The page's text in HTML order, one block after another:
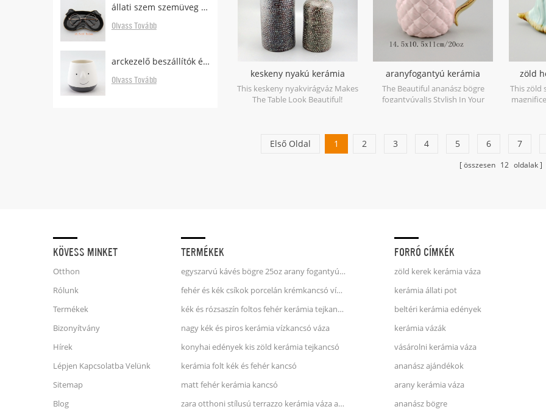
állati szem szemüveg tartó asztalhoz
Olvass Tovább
arckezelő beszállítók és gyártók
Olvass Tovább
keskeny nyakú kerámia
vintage váza
This keskeny nyakvirágváz Makes
The Table Look Beautiful!
aranyfogantyú kerámia
ananász bögre
The Beautiful ananász bögre
fogantyúvalIs Stylish In Your
zöld
This zöld
Első Oldal 1 2 3 4 5 6 7
összesen 12 oldalak
KÖVESS MINKET
Otthon
Rólunk
Termékek
Bizonyítvány
Hírek
Lépjen Kapcsolatba Velünk
Sitemap
Blog
TERMÉKEK
egyszarvú kávés bögre 25oz arany fogantyúval, dombornyomott felülettel
fehér és kék csíkok porcelán krémkancsó víz kancsó
kék és rózsaszín foltos fehér kerámia tejkancsó
nagy kék és piros kerámia vízkancsó váza
konyhai edények kis zöld kerámia tejkancsó
kerámia folt kék és fehér kancsó
matt fehér kerámia kancsó
zara otthoni stílusú terrazzo kerámia váza arcával
FORRÓ CÍMKÉK
zöld kerek kerámia váza
kerámia állati pot
beltéri kerámia edények
kerámia vázák
vásárolni kerámia váza
ananász ajándékok
arany kerámia váza
ananász bögre